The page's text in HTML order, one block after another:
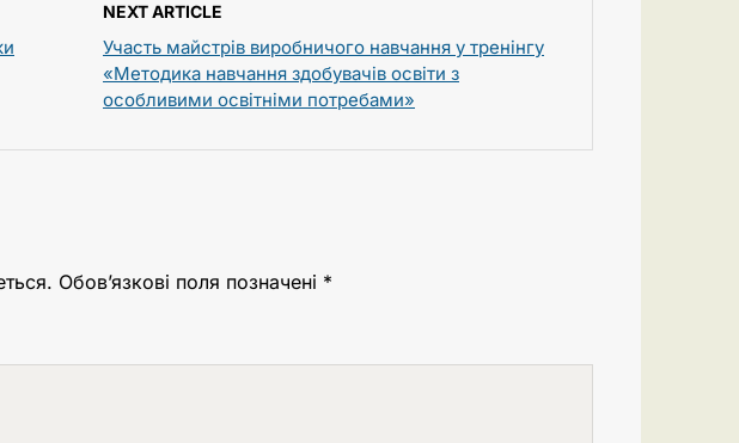
NEXT ARTICLE
Участь майстрів виробничого навчання у тренінгу
«Методика навчання здобувачів освіти з
особливими освітніми потребами»
Обов’язкові поля позначені *